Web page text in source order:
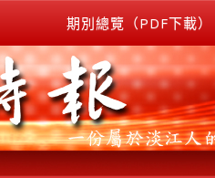
期別總覽（PDF下載）